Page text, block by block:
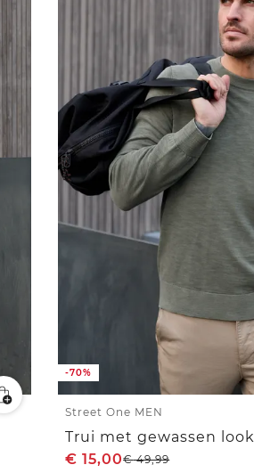
-70%
Street One MEN
Trui met gewassen look
€ 15,00€49,99